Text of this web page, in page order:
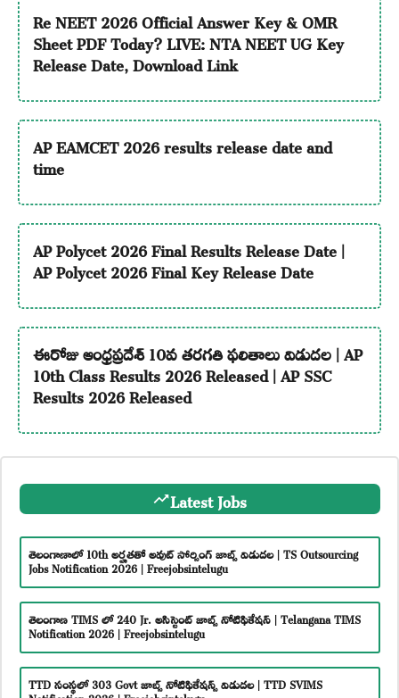
Re NEET 2026 Official Answer Key & OMR
Sheet PDF Today? LIVE: NTA NEET UG Key
Release Date, Download Link
AP EAMCET 2026 results release date and
time
AP Polycet 2026 Final Results Release Date |
AP Polycet 2026 Final Key Release Date
ఈరోజు ఆంధ్రప్రదేశ్ 10వ తరగతి ఫలితాలు విడుదల | AP
10th Class Results 2026 Released | AP SSC
Results 2026 Released
Latest Jobs
తెలంగాణాలో 10th అర్హతతో అవుట్ సోర్సింగ్ జాబ్స్ విడుదల | TS Outsourcing
Jobs Notification 2026 | Freejobsintelugu
తెలంగాణ TIMS లో 240 Jr. అసిస్టెంట్ జాబ్స్ నోటిఫికేషన్ | Telangana TIMS
Notification 2026 | Freejobsintelugu
TTD సంస్థలో 303 Govt జాబ్స్ నోటిఫికేషన్స్ విడుదల | TTD SVIMS